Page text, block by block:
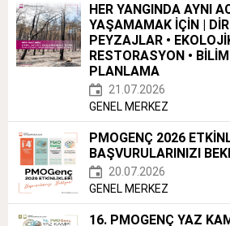
HER YANGINDA AYNI
YAŞAMAMAK İÇİN |
PEYZAJLAR •
RESTORASYON •
PLANLAMA
21.07.2026
GENEL MERKEZ
PMOGENÇ 2026
BAŞVURULARINIZI
20.07.2026
GENEL MERKEZ
16. PMOGENÇ YAZ